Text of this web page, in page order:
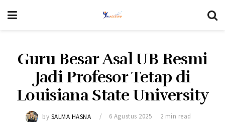
Guru Besar Asal UB Resmi
Jadi Profesor Tetap di
Louisiana State University
by SALMA HASNA 6 Agustus 2025 2 min read